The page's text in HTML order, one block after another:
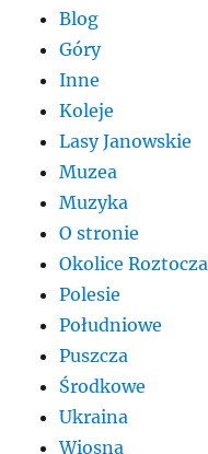
Blog
Góry
Inne
Koleje
Lasy Janowskie
Muzea
Muzyka
O stronie
Okolice Roztocza
Polesie
Południowe
Puszcza
Środkowe
Ukraina
Wiosna